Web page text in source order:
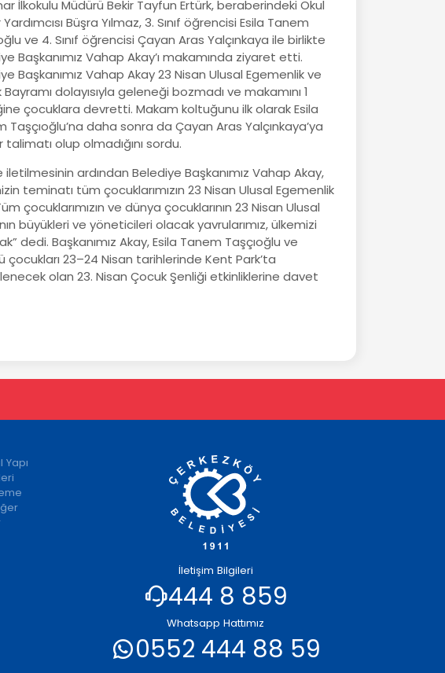
İlkokulu Müdürü Bekir Tayfun Ertürk, beraberindeki Okul
Büşra Yılmaz, 3. Sınıf öğrencisi Esila Tanem
ve 4. Sınıf öğrencisi Çayan Aras Yalçınkaya ile birlikte
Başkanımız Vahap Akay’ı makamında ziyaret etti.
Başkanımız Vahap Akay 23 Nisan Ulusal Egemenlik ve
dolayısıyla geleneği bozmadı ve makamını 1
çocuklara devretti. Makam koltuğunu ilk olarak Esila
Taşçıoğlu’na daha sonra da Çayan Aras Yalçınkaya’ya
olup olmadığını sordu.
ardından Belediye Başkanımız Vahap Akay,
teminatı tüm çocuklarımızın 23 Nisan Ulusal Egemenlik
çocuklarımızın ve dünya çocuklarının 23 Nisan Ulusal
büyükleri ve yöneticileri olacak yavrularımız, ülkemizi
dedi. Başkanımız Akay, Esila Tanem Taşçıoğlu ve
23–24 Nisan tarihlerinde Kent Park’ta
olan 23. Nisan Çocuk Şenliği etkinliklerine davet
Yapı
İletişim Bilgileri
444 8 859
Whatsapp Hattımız
0552 444 88 59